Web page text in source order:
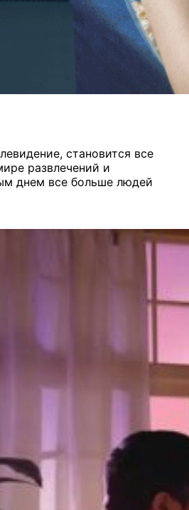
становится все
развлечений и
днем все больше людей